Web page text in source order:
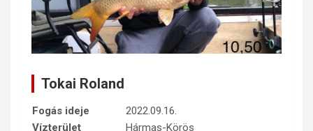
Tokai Roland
Fogás ideje
2022.09.16.
Vízterület
Hármas-Körös